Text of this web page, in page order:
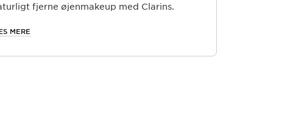
fjerne øjenmakeup med Clarins.
MERE